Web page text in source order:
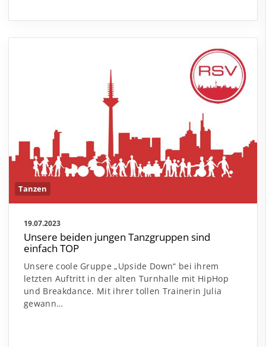
Tanzen
19.07.2023
Unsere beiden jungen Tanzgruppen sind
einfach TOP
Unsere coole Gruppe „Upside Down“ bei ihrem
letzten Auftritt in der alten Turnhalle mit HipHop
und Breakdance. Mit ihrer tollen Trainerin Julia
gewann…